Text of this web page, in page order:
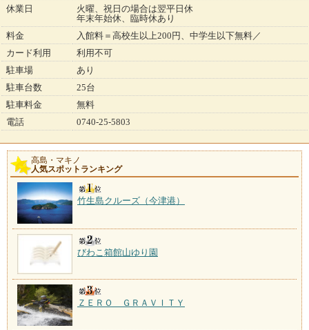
休業日
火曜、祝日の場合は翌平日休
年末年始休、臨時休あり
料金
入館料＝高校生以上200円、中学生以下無料／
カード利用
利用不可
駐車場
あり
駐車台数
25台
駐車料金
無料
電話
0740-25-5803
高島・マキノ
人気スポットランキング
竹生島クルーズ（今津港）
びわこ箱館山ゆり園
ＺＥＲＯ ＧＲＡＶＩＴＹ